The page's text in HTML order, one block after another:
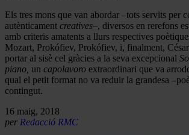
Els tres mons que van abordar –tots servits per
autènticament creatives–, diversos en rerefons
amb criteris amatents a llurs respectives
Mozart, Prokófiev, Prokófiev, i, finalment,
portar al sisè cel gràcies a la seva excepcional
piano, un capolavoro extraordinari que va
qual el petit format no va reduir la grandesa
contingut.
16 maig, 2018
per Redacció RMC